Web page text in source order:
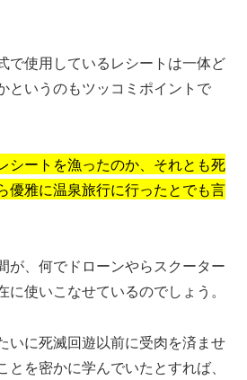
で使用しているレシートは一体ど
というのもツッコミポイントで
シートを漁ったのか、それとも死
優雅に温泉旅行に行ったとでも言
が、何でドローンやらスクーター
使いこなせているのでしょう。
いに死滅回遊以前に受肉を済ませ
を密かに学んでいたとすれば、